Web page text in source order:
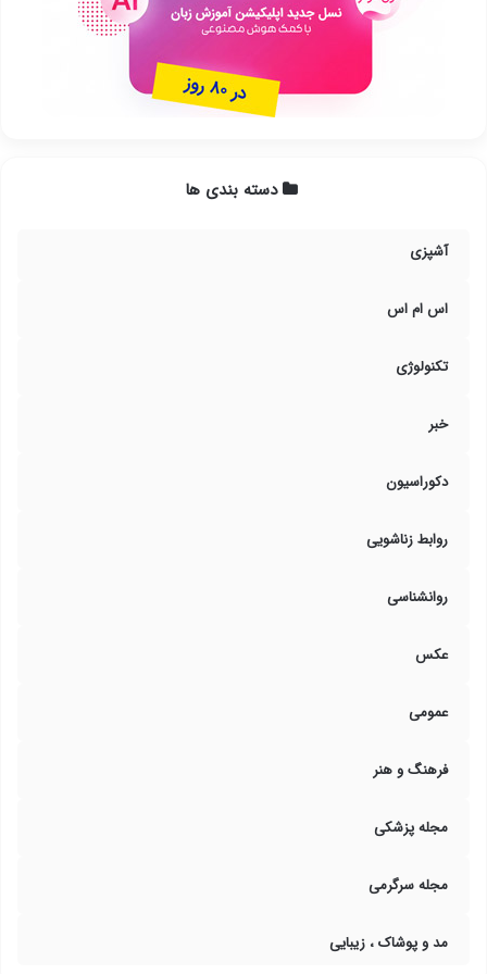
دسته بندی ها
آشپزی
اس ام اس
تکنولوژی
خبر
دکوراسیون
روابط زناشویی
روانشناسی
عکس
عمومی
فرهنگ و هنر
مجله پزشکی
مجله سرگرمی
مد و پوشاک ، زیبایی